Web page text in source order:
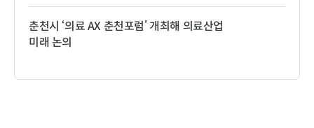
춘천시 ‘의료 AX 춘천포럼’ 개최해 의료산업
미래 논의